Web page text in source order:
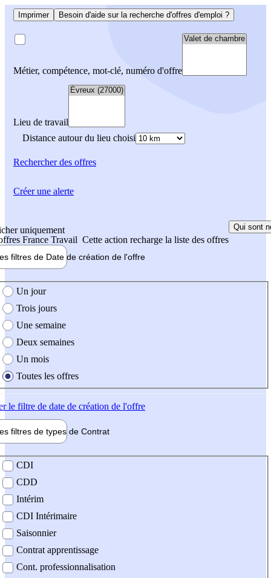
Imprimer Besoin d'aide sur la recherche d'offres d'emploi ?
Métier, compétence, mot-clé, numéro d'offre
Lieu de travail
Distance autour du lieu choisi
Rechercherdes offres
uniquement
France Travail Cette action recharge la liste des offres
Qui sont
filtres de Date de création de l'offre
création de l'offre
Un jour
Trois jours
Une semaine
Deux semaines
Un mois
Toutes les offres
le filtre de date de création de l'offre
filtres de types de Contrat
contrat
CDI
CDD
Intérim
CDI Intérimaire
Saisonnier
Contrat apprentissage
Cont. professionnalisation
Créer une alerte